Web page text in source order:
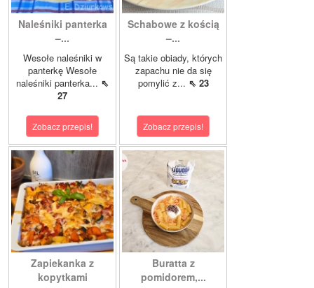
Naleśniki panterka
–...
Wesołe naleśniki w
panterkę Wesołe
naleśniki panterka... ⇖
27
Zobacz przepis!
Schabowe z kością
–...
Są takie obiady, których
zapachu nie da się
pomylić z... ⇖ 23
Zobacz przepis!
Zapiekanka z
kopytkami
Buratta z
pomidorem,...